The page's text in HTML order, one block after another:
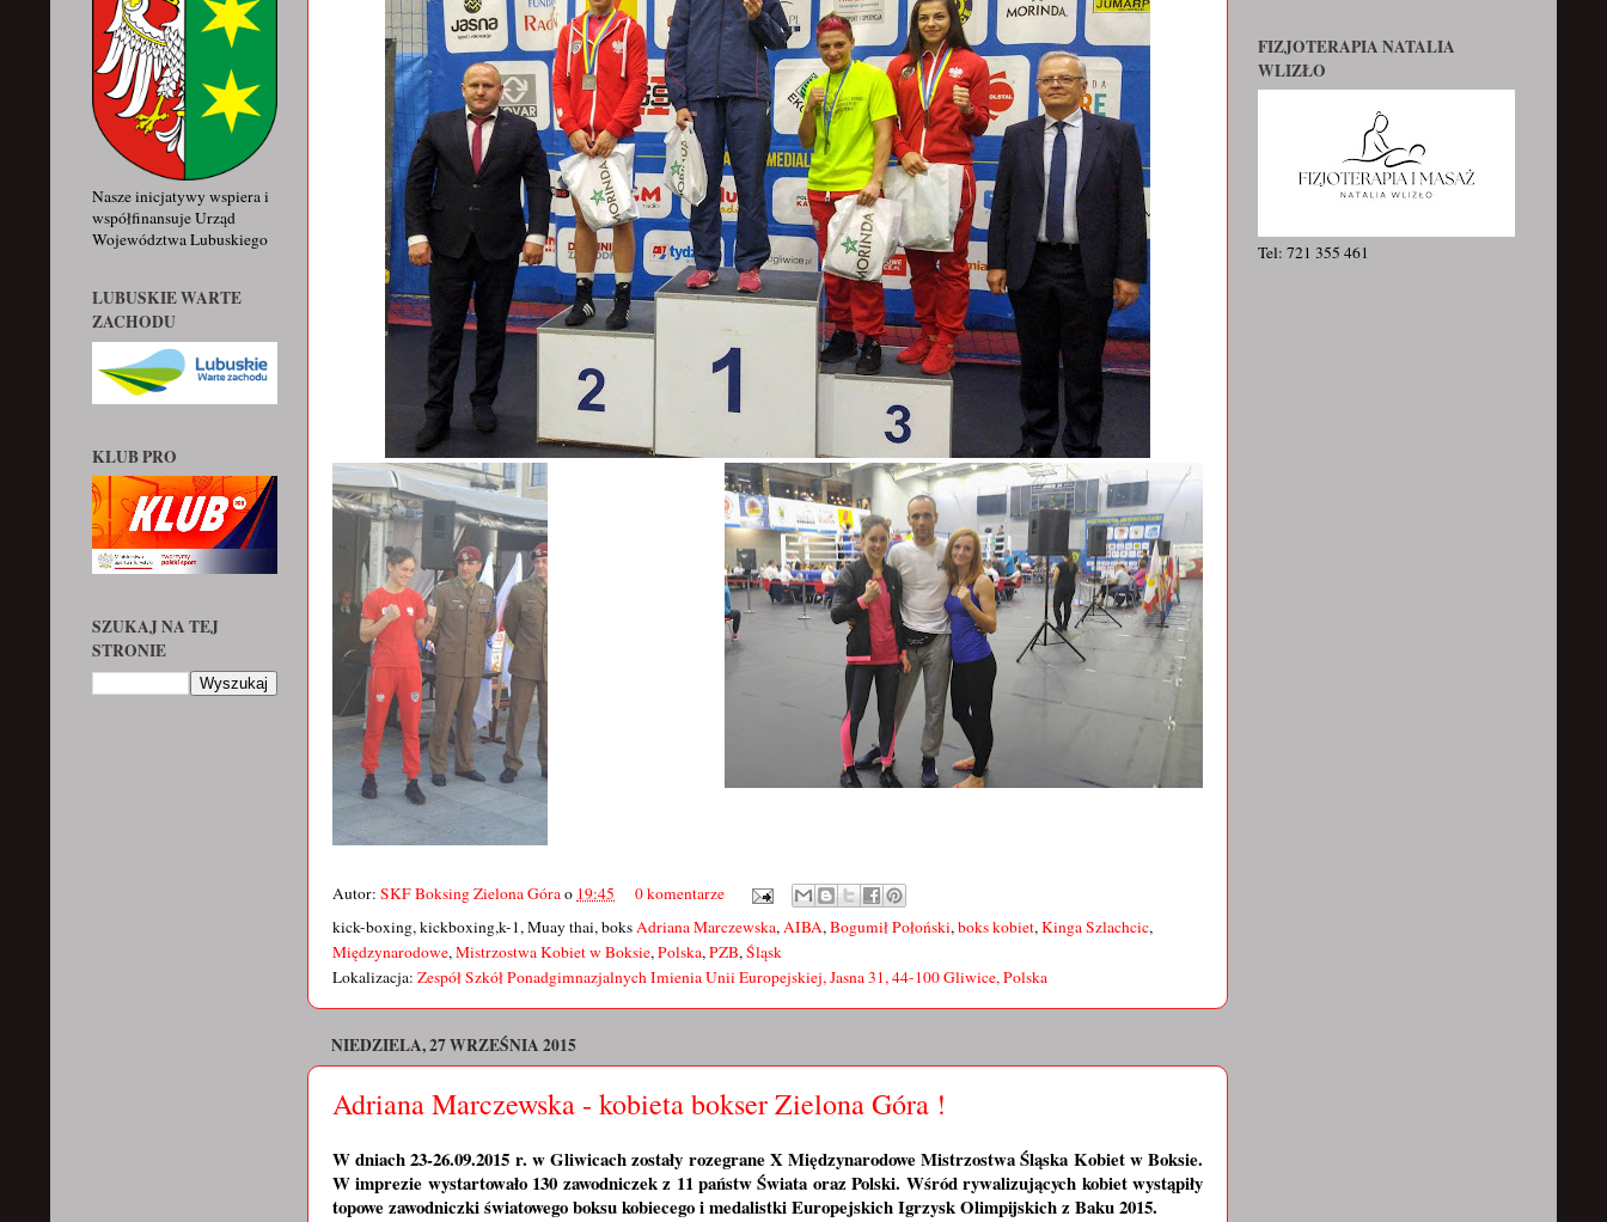
Autor: SKF Boksing Zielona Górao 19:45
0 komentarze
kick-boxing, kickboxing,k-1, Muay thai, boksAdriana Marczewska,AIBA,Bogumił Połoński,boks kobiet,Kinga Szlachcic,
Międzynarodowe,Mistrzostwa Kobiet w Boksie,Polska,PZB,Śląsk
Lokalizacja: Zespół Szkół Ponadgimnazjalnych Imienia Unii Europejskiej, Jasna 31, 44-100 Gliwice, Polska
NIEDZIELA, 27 WRZEŚNIA 2015
Adriana Marczewska - kobieta bokser Zielona Góra !
W dniach 23-26.09.2015 r. w Gliwicach zostały rozegrane X Międzynarodowe Mistrzostwa Śląska Kobiet w Boksie.
W imprezie wystartowało 130 zawodniczek z 11 państw Świata oraz Polski. Wśród rywalizujących kobiet wystąpiły
topowe zawodniczki światowego boksu kobiecego i medalistki Europejskich Igrzysk Olimpijskich z Baku 2015.
Nasze inicjatywy wspiera i
współfinansuje Urząd
Województwa Lubuskiego
LUBUSKIE WARTE
ZACHODU
KLUB PRO
SZUKAJ NA TEJ
STRONIE
FIZJOTERAPIA NATALIA
WLIZŁO
Tel: 721 355 461